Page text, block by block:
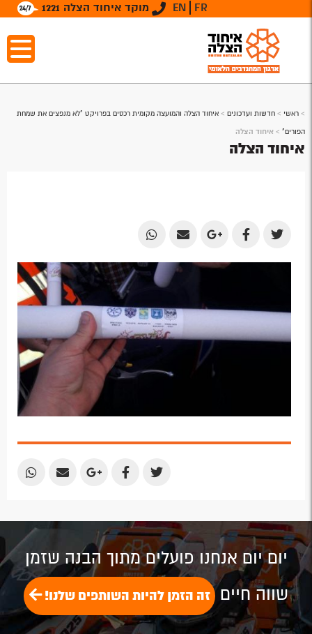
מוקד איחוד הצלה 1221 EN FR
> ראשי > חדשות ועדכונים > איחוד הצלה והמועצה מקומית רכסים בפרויקט "לא מנפצים את שמחת
הפורים" > איחוד הצלה
איחוד הצלה
Share
on
Share
on
Share
on
Share
by
Email
Share
by
Email
Share
Share
Share
Share
Share
יום יום אנחנו פועלים מתוך הבנה שזמן
שווה חיים זה הזמן להיות השותפים שלנו!